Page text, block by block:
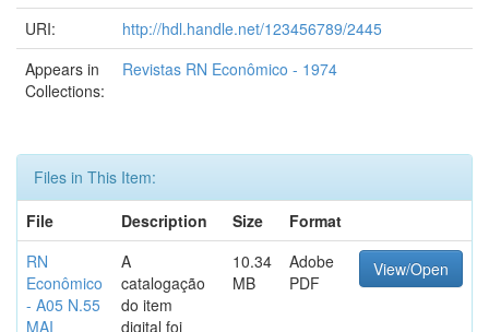
URI:
http://hdl.handle.net/123456789/2445
Appears in
Collections:
Revistas RN Econômico - 1974
Files in This Item:
File
Description Size
Format
RN
Econômico
- A05 N.55
MAI
A
catalogação
do item
digital foi
10.34
MB
Adobe
PDF
View/Open